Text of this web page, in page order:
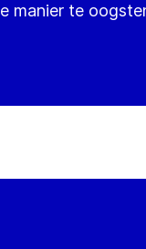
manier te